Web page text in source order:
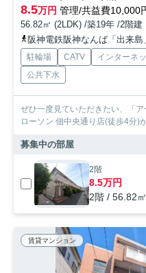
8.5万円 管理/共益費10,000
56.82㎡ (2LDK) /築19年 /2階建
阪神電鉄阪神なんば「出来
駐輪場 CATV インターネ
公共下水
ぜひ一度見ていただきたい、「
ローソン 佃中央通り店(徒歩4分)
募集中の部屋
2階
8.5万円
2階 / 56.82
賃貸マンション